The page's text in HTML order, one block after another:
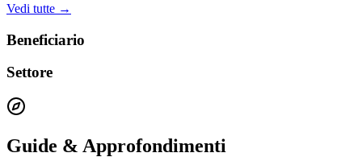
Vedi tutte →
Beneficiario
Settore
Guide & Approfondimenti